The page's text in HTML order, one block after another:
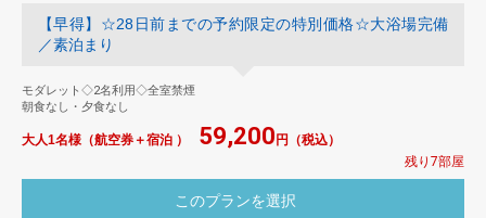
【早得】☆28日前までの予約限定の特別価格☆大浴場完備
／素泊まり
モダレット◇2名利用◇全室禁煙
朝食なし・夕食なし
大人1名様（航空券＋宿泊 ） 59,200 円（税込）
残り7部屋